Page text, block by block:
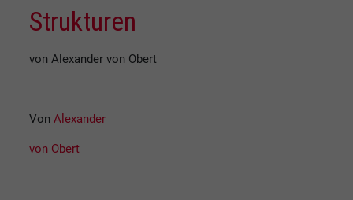
Strukturen
von Alexander von Obert
Von Alexander
von Obert